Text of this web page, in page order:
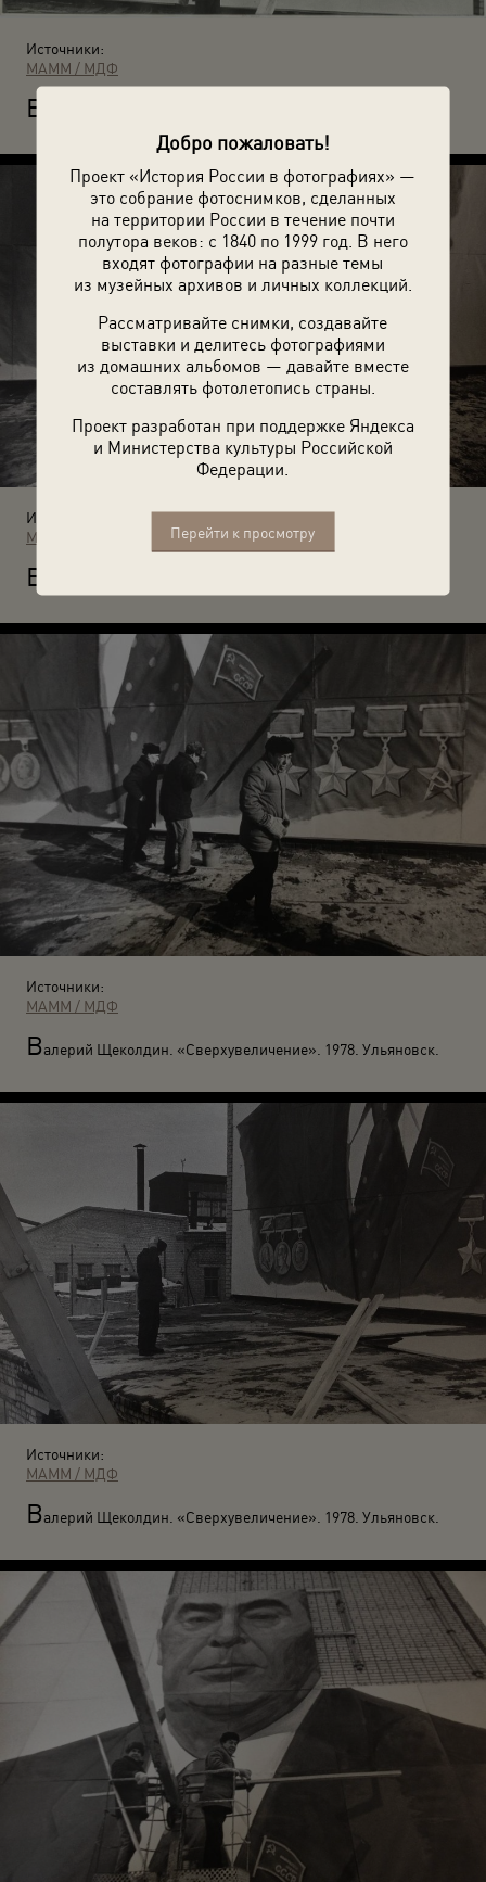
Добро пожаловать!
Проект «История России в фотографиях» —
это собрание фотоснимков, сделанных
на территории России в течение почти
полутора веков: с 1840 по 1999 год. В него
входят фотографии на разные темы
из музейных архивов и личных коллекций.
Рассматривайте снимки, создавайте
выставки и делитесь фотографиями
из домашних альбомов — давайте вместе
составлять фотолетопись страны.
Проект разработан при поддержке Яндекса
и Министерства культуры Российской
Федерации.
Перейти к просмотру
Источники:
МАММ / МДФ
В
Источники:
МАММ / МДФ
В
Источники:
МАММ / МДФ
Валерий Щеколдин. «Сверхувеличение». 1978. Ульяновск.
Источники:
МАММ / МДФ
Валерий Щеколдин. «Сверхувеличение». 1978. Ульяновск.